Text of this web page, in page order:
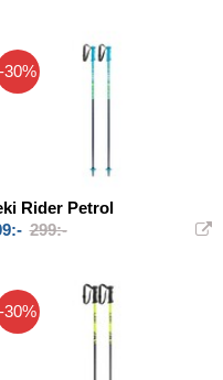
-30%
Rider Petrol
299:-
-30%